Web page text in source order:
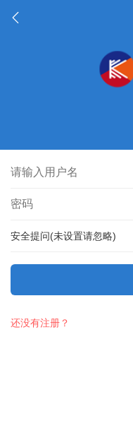
安全提问(未设置请忽略)
还没有注册？